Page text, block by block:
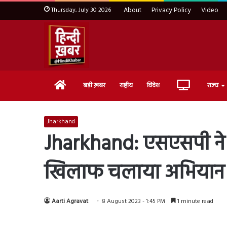
Thursday, July 30 2026 About Privacy Policy Video
Home बड़ी ख़बर राष्ट्रीय विदेश Live राज्य
Jharkhand
Jharkhand: एसएसपी ने
खिलाफ चलाया अभियान
Aarti Agravat 8 August 2023 - 1:45 PM 1 minute read